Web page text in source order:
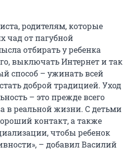
родителям, которые
чад от пагубной
отбирать у ребенка
выключать Интернет и так
способ – ужинать всей
доброй традицией. Уход
– это прежде всего
в реальной жизни. С детьми
контакт, а также
чтобы ребенок
– добавил Василий